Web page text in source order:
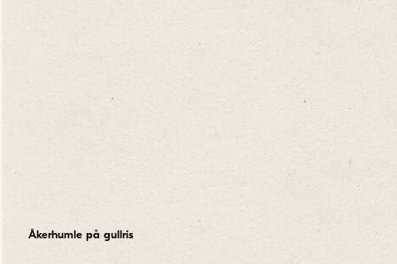
Åkerhumle på gullris